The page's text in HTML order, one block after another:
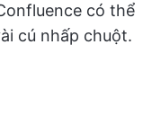
có thể
cú nhấp chuột.